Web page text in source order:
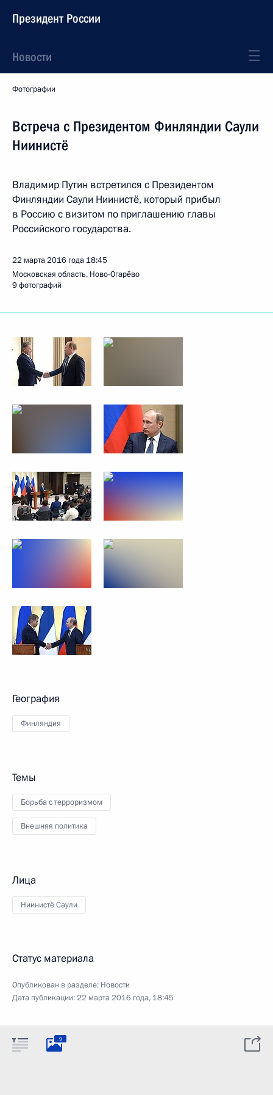
Президент России
Новости
Фотографии
Встреча с Президентом Финляндии Саули
Ниинистё
Владимир Путин встретился с Президентом
Финляндии Саули Ниинистё, который прибыл
в Россию с визитом по приглашению главы
Российского государства.
22 марта 2016 года 18:45
Московская область, Ново-Огарёво
9 фотографий
География
Финляндия
Темы
Борьба с терроризмом
Внешняя политика
Лица
Ниинистё Саули
Статус материала
Опубликован в разделе: Новости
Дата публикации:22 марта 2016 года, 18:45
9